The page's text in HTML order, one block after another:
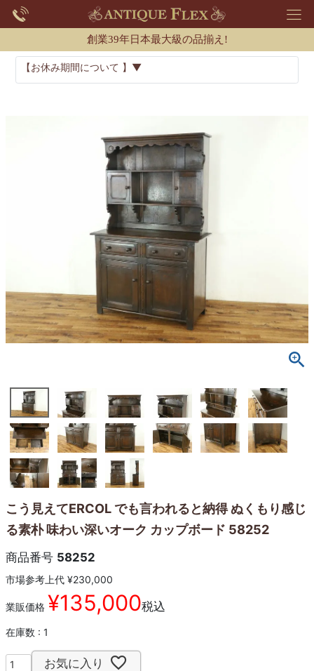
創業39年日本最大級の品揃え!
【お休み期間について 】▼
こう見えてERCOL でも言われると納得 ぬくもり感じ
る素朴 味わい深いオーク カップボード 58252
商品番号 58252
市場参考上代 ¥230,000
業販価格 ¥135,000税込
在庫数 1
お気に入り